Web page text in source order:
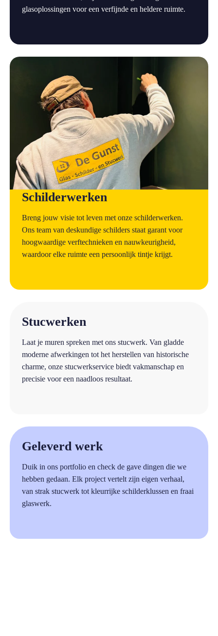
glasoplossingen voor een verfijnde en heldere ruimte.
Schilderwerken
Breng jouw visie tot leven met onze schilderwerken.
Ons team van deskundige schilders staat garant voor
hoogwaardige verftechnieken en nauwkeurigheid,
waardoor elke ruimte een persoonlijk tintje krijgt.
a
Stucwerken
Laat je muren spreken met ons stucwerk. Van gladde
moderne afwerkingen tot het herstellen van historische
charme, onze stucwerkservice biedt vakmanschap en
precisie voor een naadloos resultaat.
Geleverd werk
Duik in ons portfolio en check de gave dingen die we
hebben gedaan. Elk project vertelt zijn eigen verhaal,
van strak stucwerk tot kleurrijke schilderklussen en fraai
glaswerk.